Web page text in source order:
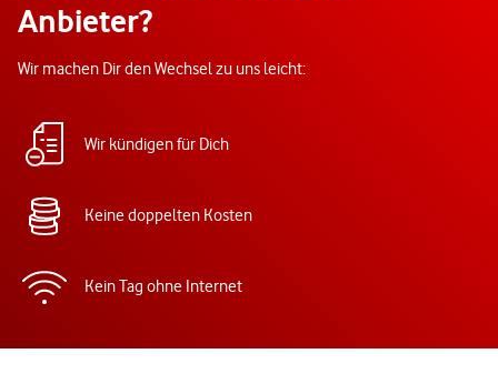
Anbieter?
Wir machen Dir den Wechsel zu uns leicht:
Wir kündigen für Dich
Keine doppelten Kosten
Kein Tag ohne Internet